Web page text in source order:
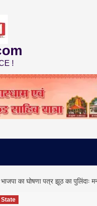
!
भाजपा का घोषणा पत्र झूठ का पुलिंदाः
State